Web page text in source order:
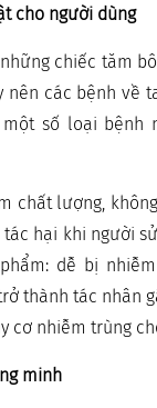
cho người dùng
chiếc tăm
nên các bệnh về
số loại bệnh
chất lượng,
tác hại khi người
dễ bị
thành tác nhân
cơ nhiễm trùng
minh